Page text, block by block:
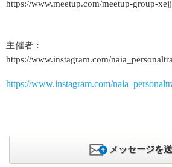
https://www.meetup.com/meetup-group-
主催者：
https://www.instagram.com/
https://www.instagram.com/
メッセージを